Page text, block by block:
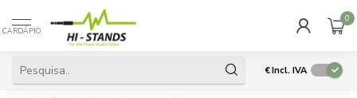
CARDÁPIO
0
€Incl. IVA